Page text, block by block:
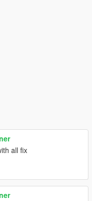
all fix